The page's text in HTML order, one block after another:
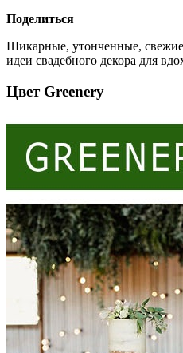
Поделиться
Шикарные, утонченные,
идеи свадебного декора для
Цвет Greenery